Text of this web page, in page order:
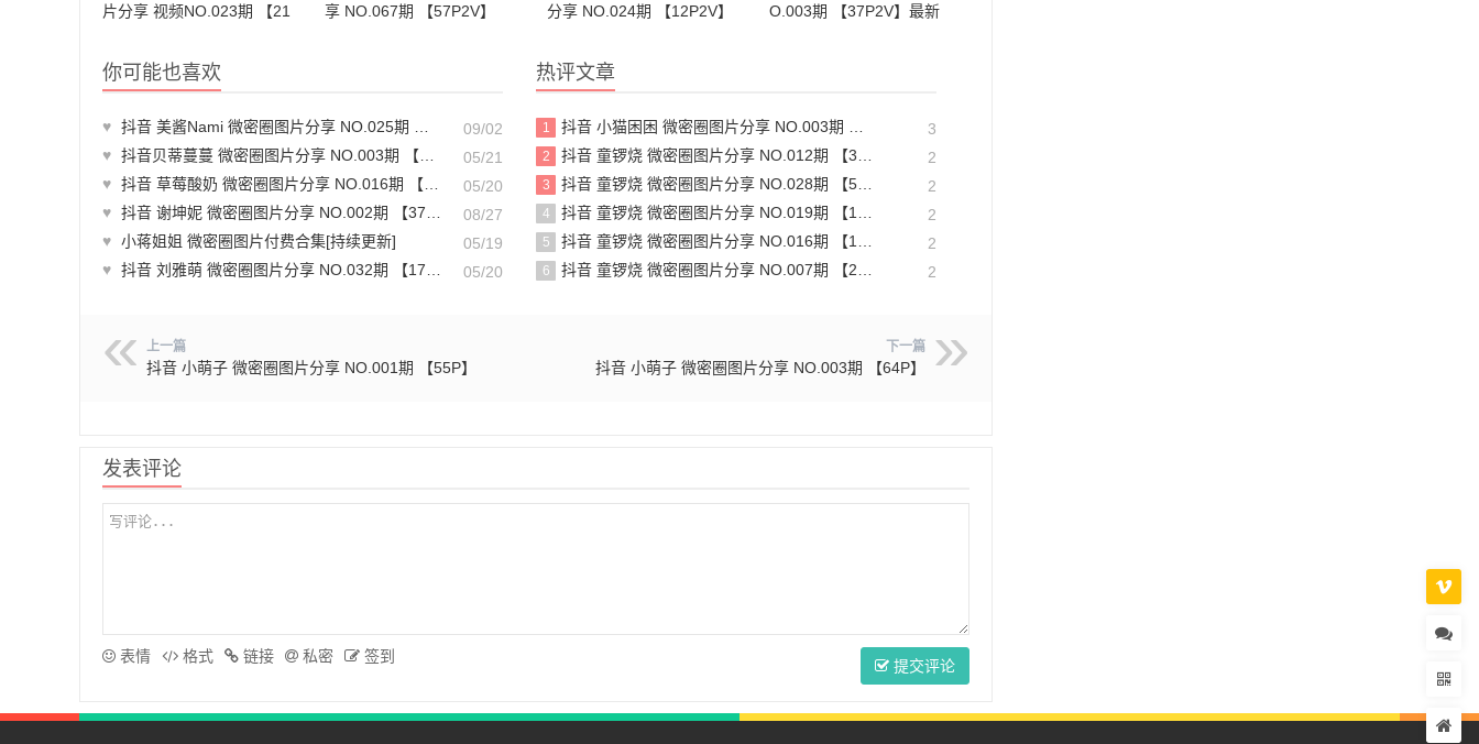
片分享 视频NO.023期 【21
享 NO.067期 【57P2V】
分享 NO.024期 【12P2V】
O.003期 【37P2V】最新
你可能也喜欢
♥ 抖音 美酱Nami 微密圈图片分享 NO.025期 【32P】最新至：2024.8.29
09/02
♥ 抖音贝蒂蔓蔓 微密圈图片分享 NO.003期 【52P2V】
05/21
♥ 抖音 草莓酸奶 微密圈图片分享 NO.016期 【32P】
05/20
♥ 抖音 谢坤妮 微密圈图片分享 NO.002期 【37P30V】
08/27
♥ 小蒋姐姐 微密圈图片付费合集[持续更新]
05/19
♥ 抖音 刘雅萌 微密圈图片分享 NO.032期 【17P1V】 05/20
热评文章
1 抖音 小猫困困 微密圈图片分享 NO.003期 【23P16V】最新至：2025.1.23 3
2 抖音 童锣烧 微密圈图片分享 NO.012期 【31P】 2
3 抖音 童锣烧 微密圈图片分享 NO.028期 【5P6V】最新至：2025.4.9 2
4 抖音 童锣烧 微密圈图片分享 NO.019期 【18P5V】最新至：2024.11.27 2
5 抖音 童锣烧 微密圈图片分享 NO.016期 【17P12V】最新至：2024.11.12 2
6 抖音 童锣烧 微密圈图片分享 NO.007期 【25P7V】最新至：2023.10.24 2
上一篇
抖音 小萌子 微密圈图片分享 NO.001期 【55P】
下一篇
抖音 小萌子 微密圈图片分享 NO.003期 【64P】
发表评论
表情 格式 链接 私密 签到
提交评论